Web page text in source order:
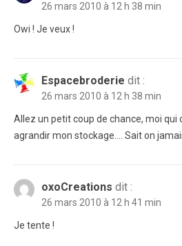
26 mars 2010 à 12 h 38 min
Owi ! Je veux !
Espacebroderie dit :
26 mars 2010 à 12 h 38 min
Allez un petit coup de chance, moi
agrandir mon stockage…. Sait on
oxoCreations dit :
26 mars 2010 à 12 h 41 min
Je tente !